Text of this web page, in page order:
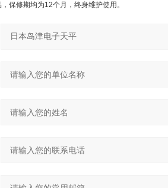
保修期均为12个月，终身维护使用。